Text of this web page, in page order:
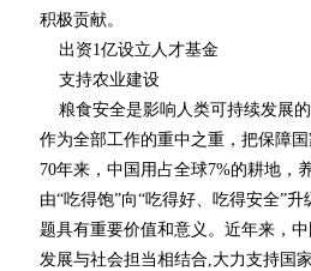
积极贡献。
出资1亿设立人才基金
支持农业建设
粮食安全是影响人类可持续发展
作为全部工作的重中之重，把保障
70年来，中国用占全球7%的耕地，
由“吃得饱”向“吃得好、吃得安全”
题具有重要价值和意义。近年来，
发展与社会担当相结合,大力支持国